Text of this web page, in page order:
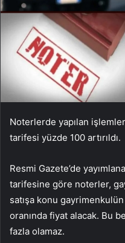
Noterlerde yapılan
tarifesi yüzde 100 artırıldı.
Resmi Gazete’de
tarifesine göre noterler,
satışa konu
oranında fiyat alacak. Bu
fazla olamaz.